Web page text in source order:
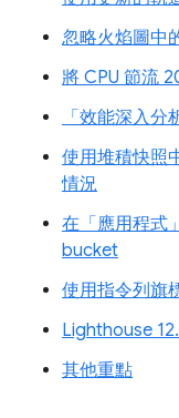
忽略火焰圖中
將 CPU 節流
「效能深入
使用堆積快照
情況
在「應用程式
bucket
使用指令列旗
Lighthouse
其他重點